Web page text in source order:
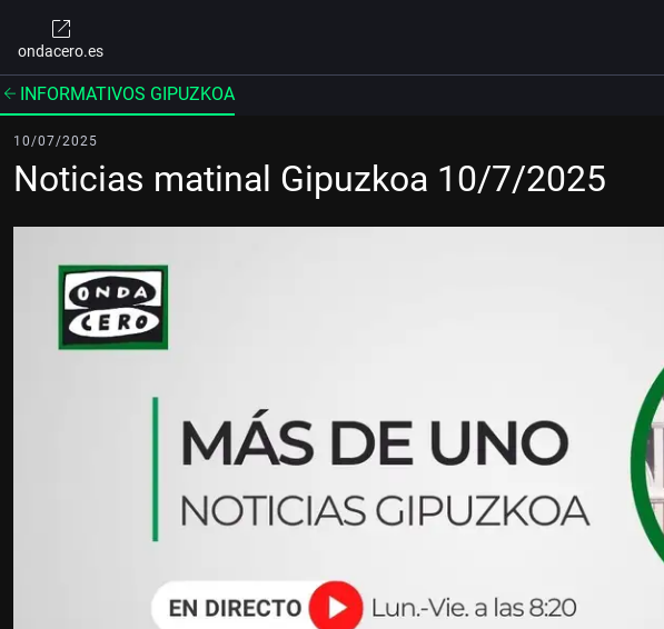
ondacero.es
INFORMATIVOS GIPUZKOA
10/07/2025
Noticias matinal Gipuzkoa 10/7/2025